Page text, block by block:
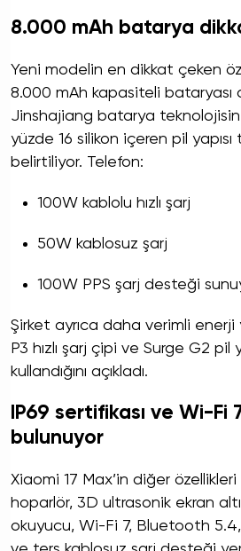
8.000 mAh batarya
Yeni modelin en dikkat çeken
8.000 mAh kapasiteli bataryası
Jinshajiang batarya
yüzde 16 silikon içeren pil
belirtiliyor. Telefon:
100W kablolu hızlı şarj
50W kablosuz şarj
100W PPS şarj desteği
Şirket ayrıca daha verimli
P3 hızlı şarj çipi ve Surge G2
kullandığını açıkladı.
IP69 sertifikası ve Wi-Fi
bulunuyor
Xiaomi 17 Max’in diğer
hoparlör, 3D ultrasonik ekran
okuyucu, Wi-Fi 7, Bluetooth 5.4,